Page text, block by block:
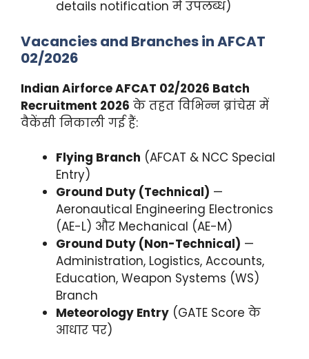
details notification में उपलब्ध)
Vacancies and Branches in AFCAT
02/2026
Indian Airforce AFCAT 02/2026 Batch
Recruitment 2026 के तहत विभिन्न ब्रांचेस में
वैकेंसी निकाली गई हैं:
Flying Branch (AFCAT & NCC Special
Entry)
Ground Duty (Technical) —
Aeronautical Engineering Electronics
(AE-L) और Mechanical (AE-M)
Ground Duty (Non-Technical) —
Administration, Logistics, Accounts,
Education, Weapon Systems (WS)
Branch
Meteorology Entry (GATE Score के
आधार पर)